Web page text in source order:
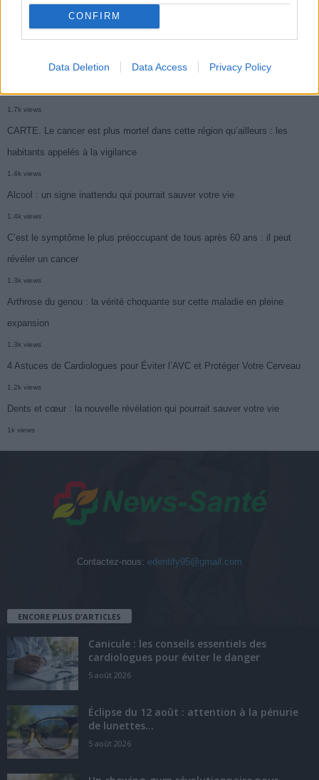
CONFIRM
Data Deletion Data Access Privacy Policy
1.9k views
1.7k views
CARTE. Le cancer est plus mortel dans cette région qu’ailleurs : les
habitants appelés à la vigilance
1.4k views
Alcool : un signe inattendu qui pourrait sauver votre vie
1.4k views
C’est le symptôme le plus préoccupant de tous après 60 ans : il peut
révéler un cancer
1.3k views
Arthrose du genou : la vérité choquante sur cette maladie en pleine
expansion
1.3k views
4 Astuces de Cardiologues pour Éviter l’AVC et Protéger Votre Cerveau
1.2k views
Dents et cœur : la nouvelle révélation qui pourrait sauver votre vie
1k views
Contactez-nous: edentify95@gmail.com
ENCORE PLUS D'ARTICLES
Canicule : les conseils essentiels des
cardiologues pour éviter le danger
5 août 2026
Éclipse du 12 août : attention à la pénurie
de lunettes...
5 août 2026